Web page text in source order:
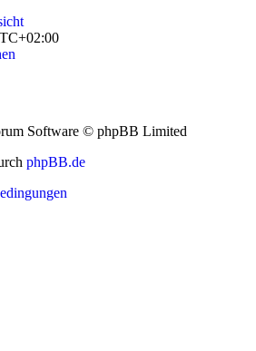
Software © phpBB Limited
phpBB.de